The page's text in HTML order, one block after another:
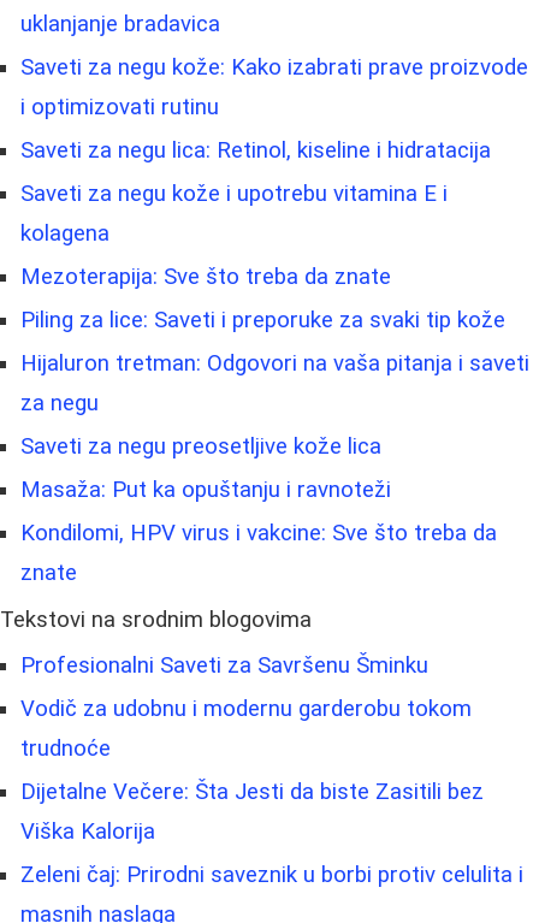
uklanjanje bradavica
Saveti za negu kože: Kako izabrati prave proizvode
i optimizovati rutinu
Saveti za negu lica: Retinol, kiseline i hidratacija
Saveti za negu kože i upotrebu vitamina E i
kolagena
Mezoterapija: Sve što treba da znate
Piling za lice: Saveti i preporuke za svaki tip kože
Hijaluron tretman: Odgovori na vaša pitanja i saveti
za negu
Saveti za negu preosetljive kože lica
Masaža: Put ka opuštanju i ravnoteži
Kondilomi, HPV virus i vakcine: Sve što treba da
znate
Tekstovi na srodnim blogovima
Profesionalni Saveti za Savršenu Šminku
Vodič za udobnu i modernu garderobu tokom
trudnoće
Dijetalne Večere: Šta Jesti da biste Zasitili bez
Viška Kalorija
Zeleni čaj: Prirodni saveznik u borbi protiv celulita i
masnih naslaga